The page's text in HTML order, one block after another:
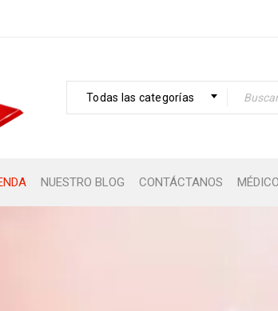
Todas las categorías
NUESTRO BLOG CONTÁCTANOS